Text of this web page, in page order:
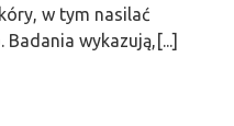
w tym nasilać
wykazują,[...]